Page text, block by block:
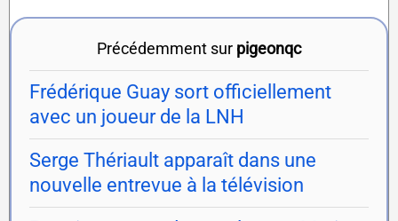
Précédemment sur pigeonqc
Frédérique Guay sort officiellement
avec un joueur de la LNH
Serge Thériault apparaît dans une
nouvelle entrevue à la télévision